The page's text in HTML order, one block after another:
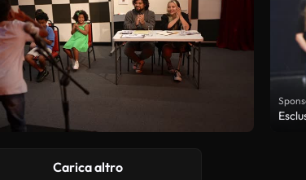
Carica altro